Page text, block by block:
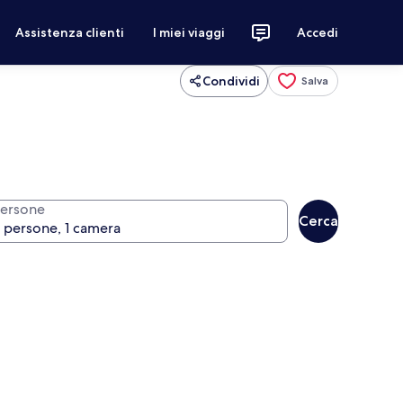
Assistenza clienti I miei viaggi Accedi
Condividi Salva
Cerca